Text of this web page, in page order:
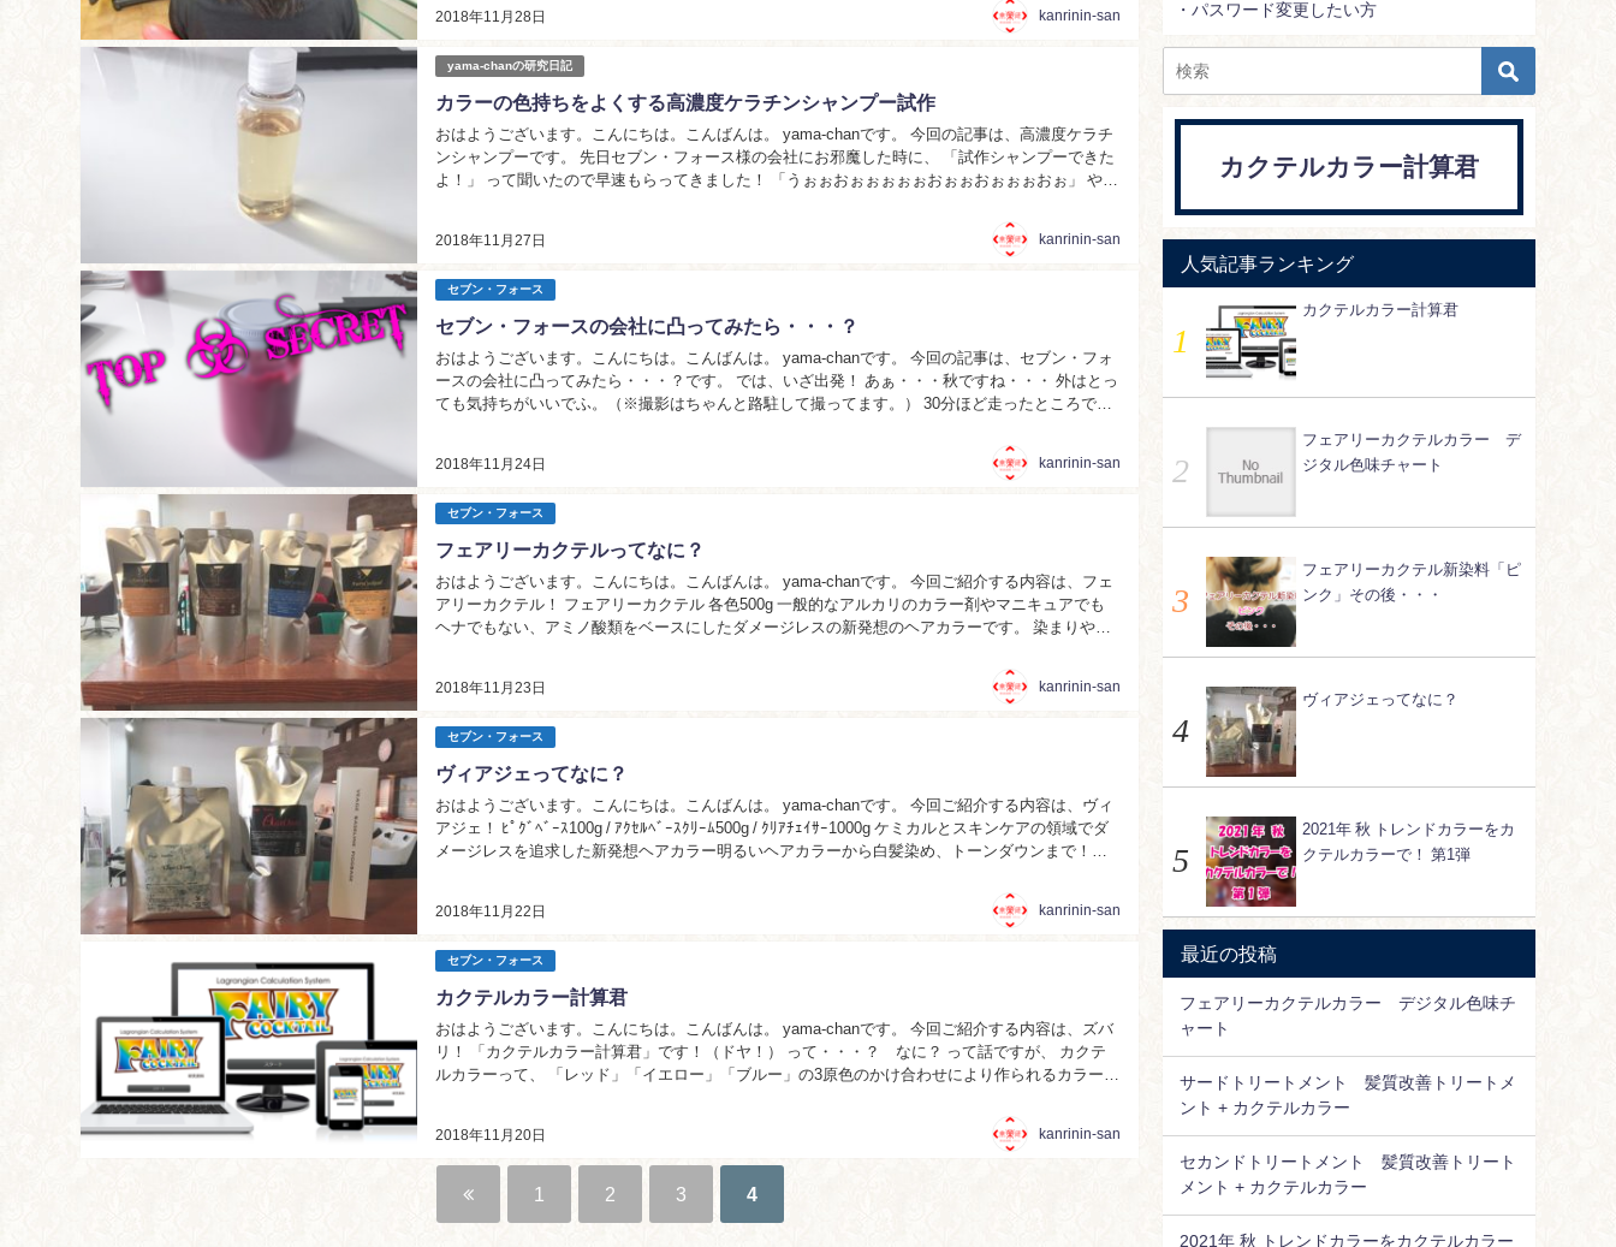
2018年11月28日 kanrinin-san
yama-chanの研究日記
カラーの色持ちをよくする高濃度ケラチンシャンプー試作
2018年11月27日
おはようございます。こんにちは。こんばんは。 yama-chanです。 今回の記事は、高濃度ケラチ
ンシャンプーです。 先日セブン・フォース様の会社にお邪魔した時に、 「試作シャンプーできた
よ！」 って聞いたので早速もらってきました！ 「うぉぉおぉぉぉぉぉおぉぉおぉぉぉおぉ」 やっ
kanrinin-san
セブン・フォース
セブン・フォースの会社に凸ってみたら・・・？
2018年11月24日
おはようございます。こんにちは。こんばんは。 yama-chanです。 今回の記事は、セブン・フォ
ースの会社に凸ってみたら・・・？です。 では、いざ出発！ あぁ・・・秋ですね・・・ 外はとっ
ても気持ちがいいでふ。（※撮影はちゃんと路駐して撮ってます。） 30分ほど走ったところで、
kanrinin-san
セブン・フォース
フェアリーカクテルってなに？
2018年11月23日
おはようございます。こんにちは。こんばんは。 yama-chanです。 今回ご紹介する内容は、フェ
アリーカクテル！ フェアリーカクテル 各色500g 一般的なアルカリのカラー剤やマニキュアでも
ヘナでもない、アミノ酸類をベースにしたダメージレスの新発想のヘアカラーです。 染まりや色
kanrinin-san
セブン・フォース
ヴィアジェってなに？
2018年11月22日
おはようございます。こんにちは。こんばんは。 yama-chanです。 今回ご紹介する内容は、ヴィ
アジェ！ ﾋﾟｸﾞﾍﾞｰｽ100g / ｱｸｾﾙﾍﾞｰｽｸﾘｰﾑ500g / ｸﾘｱﾁｪｲｻｰ1000g ケミカルとスキンケアの領域でダ
メージレスを追求した新発想ヘアカラー明るいヘアカラーから白髪染め、トーンダウンまで！
kanrinin-san
セブン・フォース
カクテルカラー計算君
2018年11月20日
おはようございます。こんにちは。こんばんは。 yama-chanです。 今回ご紹介する内容は、ズバ
リ！ 「カクテルカラー計算君」です！（ドヤ！） って・・・？ なに？ って話ですが、 カクテ
ルカラーって、 「レッド」「イエロー」「ブルー」の3原色のかけ合わせにより作られるカラー剤
kanrinin-san
1 2 3 4
・パスワード変更したい方
カクテルカラー計算君
人気記事ランキング
カクテルカラー計算君
フェアリーカクテルカラー デ
ジタル色味チャート
フェアリーカクテル新染料「ピ
ンク」その後・・・
ヴィアジェってなに？
2021年 秋 トレンドカラーをカ
クテルカラーで！ 第1弾
最近の投稿
フェアリーカクテルカラー デジタル色味チ
ャート
サードトリートメント 髪質改善トリートメ
ント + カクテルカラー
セカンドトリートメント 髪質改善トリート
メント + カクテルカラー
2021年 秋 トレンドカラーをカクテルカラー